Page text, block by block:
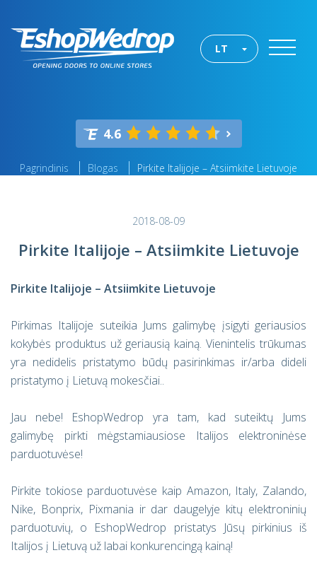
LT
4.6
Pagrindinis Blogas Pirkite Italijoje – Atsiimkite Lietuvoje
2018-08-09
Pirkite Italijoje – Atsiimkite Lietuvoje
Pirkite Italijoje – Atsiimkite Lietuvoje
Pirkimas Italijoje suteikia Jums galimybę įsigyti geriausios
kokybės produktus už geriausią kainą. Vienintelis trūkumas
yra nedidelis pristatymo būdų pasirinkimas ir/arba dideli
pristatymo į Lietuvą mokesčiai..
Jau nebe! EshopWedrop yra tam, kad suteiktų Jums
galimybę pirkti mėgstamiausiose Italijos elektroninėse
parduotuvėse!
Pirkite tokiose parduotuvėse kaip Amazon, Italy, Zalando,
Nike, Bonprix, Pixmania ir dar daugelyje kitų elektroninių
parduotuvių, o EshopWedrop pristatys Jūsų pirkinius iš
Italijos į Lietuvą už labai konkurencingą kainą!